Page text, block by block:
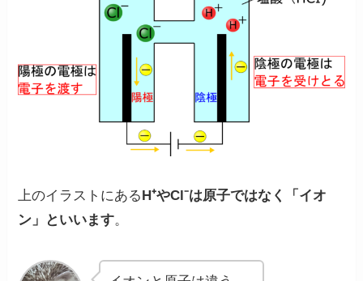
上のイラストにあるH⁺やCl⁻は原子ではなく
「イオ
ン」
といいます。